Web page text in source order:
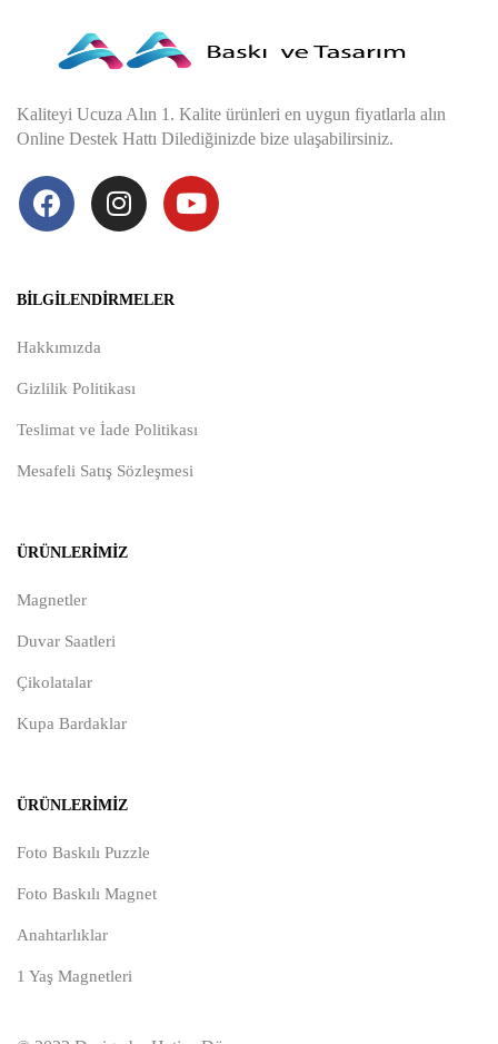
Kaliteyi Ucuza Alın 1. Kalite ürünleri en uygun fiyatlarla alın
Online Destek Hattı Dilediğinizde bize ulaşabilirsiniz.
BILGILENDIRMELER
Hakkımızda
Gizlilik Politikası
Teslimat ve İade Politikası
Mesafeli Satış Sözleşmesi
ÜRÜNLERIMIZ
Magnetler
Duvar Saatleri
Çikolatalar
Kupa Bardaklar
ÜRÜNLERIMIZ
Foto Baskılı Puzzle
Foto Baskılı Magnet
Anahtarlıklar
1 Yaş Magnetleri